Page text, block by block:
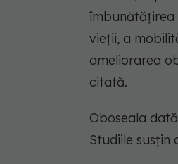
îmbunătățirea
vieții, a
ameliorarea
citată.
Oboseala
Studiile susțin